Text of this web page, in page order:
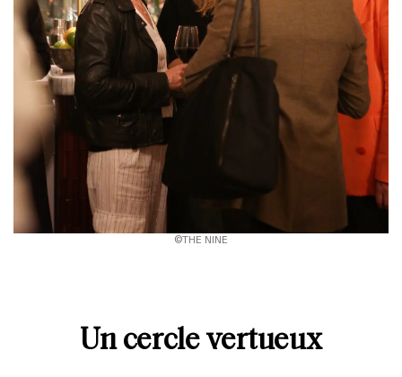
©THE NINE
Un cercle vertueux